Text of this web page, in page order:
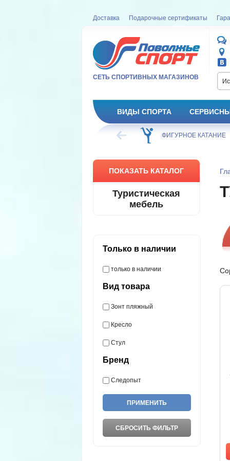
Доставка Подарочные сертификаты
СЕТЬ СПОРТИВНЫХ МАГАЗИНОВ
ВИДЫ СПОРТА
ХОККЕЙ ФИГУРНОЕ КАТАНИЕ
ПОКАЗАТЬ КАТАЛОГ
Туристическая
мебель
Только в наличии
только в наличии
Вид товара
Зонт пляжный
Кресло
Стул
Бренд
Следопыт